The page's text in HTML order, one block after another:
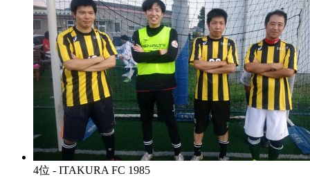
4位 - ITAKURA FC 1985